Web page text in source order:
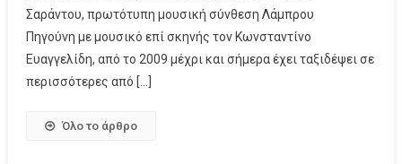
Σαράντου, πρωτότυπη μουσική σύνθεση Λάμπρου
Πηγούνη με μουσικό επί σκηνής τον Κωνσταντίνο
Ευαγγελίδη, από το 2009 μέχρι και σήμερα έχει ταξιδέψει σε
περισσότερες από […]
Όλο το άρθρο